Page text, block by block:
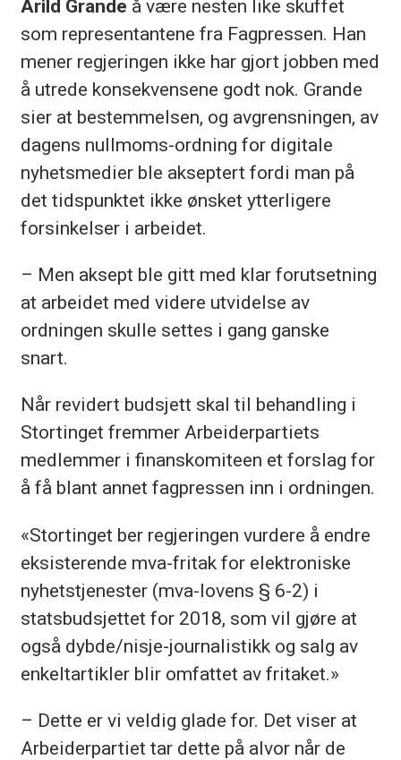
Arild Grande å være nesten like skuffet
som representantene fra Fagpressen. Han
mener regjeringen ikke har gjort jobben med
å utrede konsekvensene godt nok. Grande
sier at bestemmelsen, og avgrensningen, av
dagens nullmoms-ordning for digitale
nyhetsmedier ble akseptert fordi man på
det tidspunktet ikke ønsket ytterligere
forsinkelser i arbeidet.
– Men aksept ble gitt med klar forutsetning
at arbeidet med videre utvidelse av
ordningen skulle settes i gang ganske
snart.
Når revidert budsjett skal til behandling i
Stortinget fremmer Arbeiderpartiets
medlemmer i finanskomiteen et forslag for
å få blant annet fagpressen inn i ordningen.
«Stortinget ber regjeringen vurdere å endre
eksisterende mva-fritak for elektroniske
nyhetstjenester (mva-lovens § 6-2) i
statsbudsjettet for 2018, som vil gjøre at
også dybde/nisje-journalistikk og salg av
enkeltartikler blir omfattet av fritaket.»
– Dette er vi veldig glade for. Det viser at
Arbeiderpartiet tar dette på alvor når de